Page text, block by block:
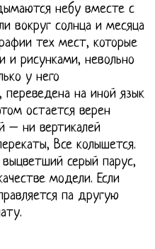
небу вместе с
вокруг солнца и месяца
тех мест, которые
и рисунками, невольно
у него
переведена на иной язык
остается верен
– ни вертикалей
Все колышется.
серый парус,
модели. Если
па другую